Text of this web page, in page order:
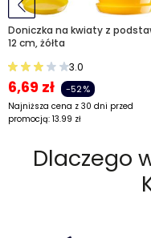
Doniczka na kwiaty z
12 cm, żółta
3.0
6,69 zł -52%
Najniższa cena z 30 dni przed
promocją: 13.99 zł
Dlaczego